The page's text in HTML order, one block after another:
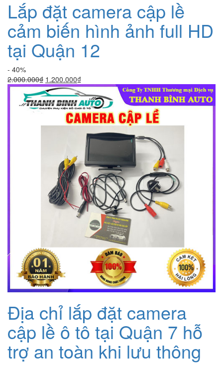
Lắp đặt camera cập lề
cảm biến hình ảnh full HD
tại Quận 12
- 40%
2.000.000₫ Giá
gốc
là:
2.000.000₫.
1.200.000₫Giá
hiện
tại
là:
1.200.000₫.
Địa chỉ lắp đặt camera
cập lề ô tô tại Quận 7 hỗ
trợ an toàn khi lưu thông